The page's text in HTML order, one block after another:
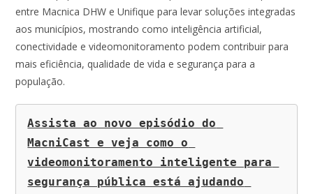
entre Macnica DHW e Unifique para levar soluções integradas
aos municípios, mostrando como inteligência artificial,
conectividade e videomonitoramento podem contribuir para
mais eficiência, qualidade de vida e segurança para a
população.
Assista ao novo episódio do
MacniCast e veja como o
videomonitoramento inteligente para
segurança pública está ajudando